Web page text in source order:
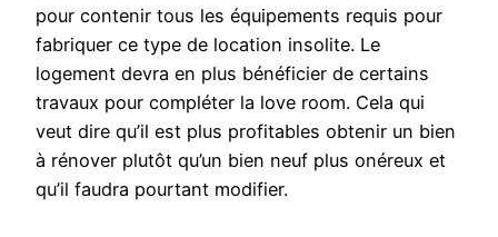
pour contenir tous les équipements requis pour
fabriquer ce type de location insolite. Le
logement devra en plus bénéficier de certains
travaux pour compléter la love room. Cela qui
veut dire qu’il est plus profitables obtenir un bien
à rénover plutôt qu’un bien neuf plus onéreux et
qu’il faudra pourtant modifier.